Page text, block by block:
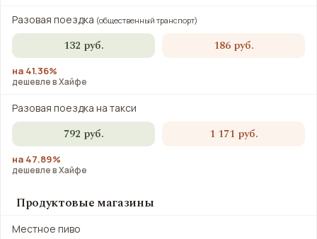
Разовая поездка (общественный транспорт)
132 руб. 186 руб.
на 41.36%
дешевле в Хайфе
Разовая поездка на такси
792 руб. 1 171 руб.
на 47.89%
дешевле в Хайфе
Продуктовые магазины
Местное пиво